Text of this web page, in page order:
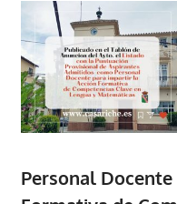
Personal